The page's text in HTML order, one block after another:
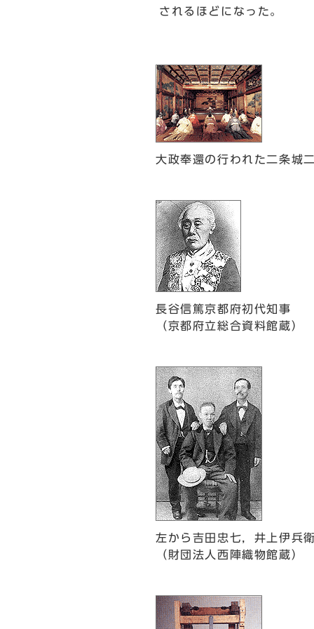
されるほどになった。
大政奉還の行われた二条城
長谷信篤京都府初代知事
（京都府立総合資料館蔵）
左から吉田忠七，井上伊兵
（財団法人西陣織物館蔵）